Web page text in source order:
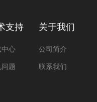
支持
中心
题
关于我们
公司简介
联系我们